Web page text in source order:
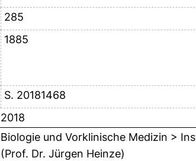
285
1885
S. 20181468
2018
Biologie und Vorklinische Medizin >
(Prof. Dr. Jürgen Heinze)